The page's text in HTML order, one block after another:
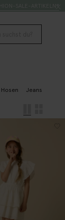
Hosen Jeans